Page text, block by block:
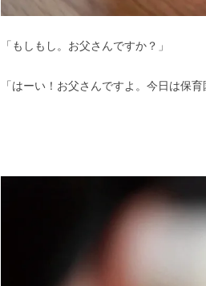
「もしもし。お父さんですか？」
「はーい！お父さんですよ。今日は保育